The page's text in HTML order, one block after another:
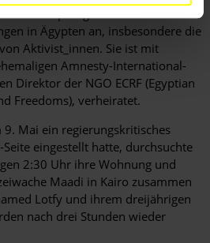
sind. Sie prangert
in Ägypten an, insbesondere die
Aktivist_innen. Sie ist mit
Amnesty-International-
Direktor der NGO ECRF (Egyptian
Freedoms), verheiratet.
9. Mai ein regierungskritisches
eingestellt hatte, durchsuchte
2:30 Uhr ihre Wohnung und
Maadi in Kairo zusammen
Lotfy und ihrem dreijährigen
nach drei Stunden wieder